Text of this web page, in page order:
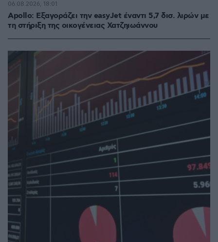
Apollo: Εξαγοράζει την easyJet έναντι 5,7 δισ. λιρών με
τη στήριξη της οικογένειας Χατζηιωάννου
06.08.2026, 18:01